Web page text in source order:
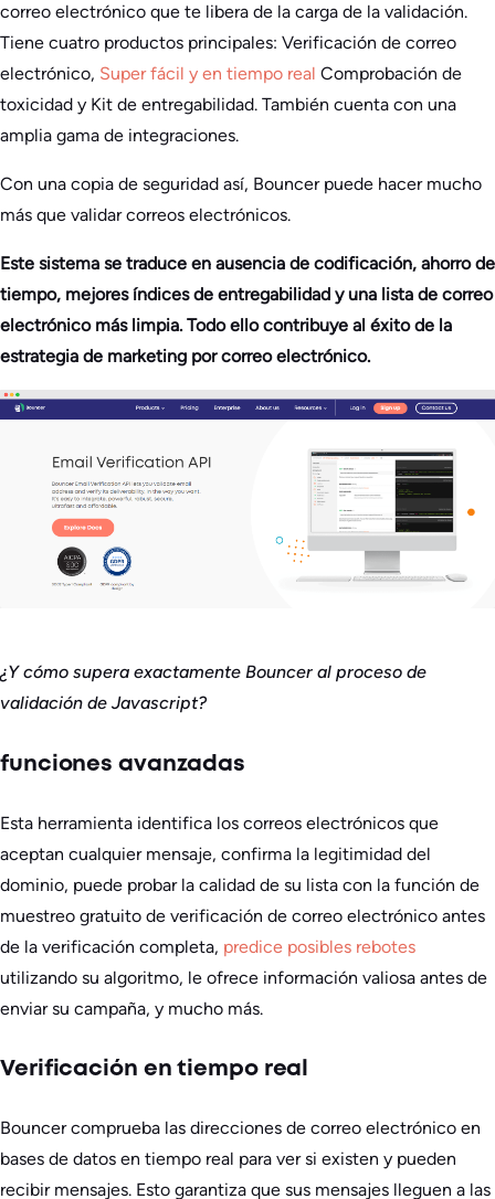
correo electrónico que te libera de la carga de la validación.
Tiene cuatro productos principales: Verificación de correo
electrónico, Super fácil y en tiempo real Comprobación de
toxicidad y Kit de entregabilidad. También cuenta con una
amplia gama de integraciones.
Con una copia de seguridad así, Bouncer puede hacer mucho
más que validar correos electrónicos.
Este sistema se traduce en ausencia de codificación, ahorro de
tiempo, mejores índices de entregabilidad y una lista de correo
electrónico más limpia. Todo ello contribuye al éxito de la
estrategia de marketing por correo electrónico.
¿Y cómo supera exactamente Bouncer al proceso de
validación de Javascript?
funciones avanzadas
Esta herramienta identifica los correos electrónicos que
aceptan cualquier mensaje, confirma la legitimidad del
dominio, puede probar la calidad de su lista con la función de
muestreo gratuito de verificación de correo electrónico antes
de la verificación completa, predice posibles rebotes
utilizando su algoritmo, le ofrece información valiosa antes de
enviar su campaña, y mucho más.
Verificación en tiempo real
Bouncer comprueba las direcciones de correo electrónico en
bases de datos en tiempo real para ver si existen y pueden
recibir mensajes. Esto garantiza que sus mensajes lleguen a las